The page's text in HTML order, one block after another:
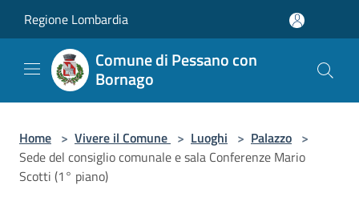
Regione Lombardia
Comune di Pessano con
Bornago
Home > Vivere il Comune > Luoghi > Palazzo >
Sede del consiglio comunale e sala Conferenze Mario
Scotti (1° piano)